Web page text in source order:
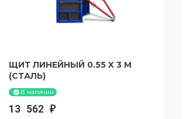
ЩИТ ЛИНЕЙНЫЙ 0.55 X 3 М
(СТАЛЬ)
В наличии
13 562 ₽